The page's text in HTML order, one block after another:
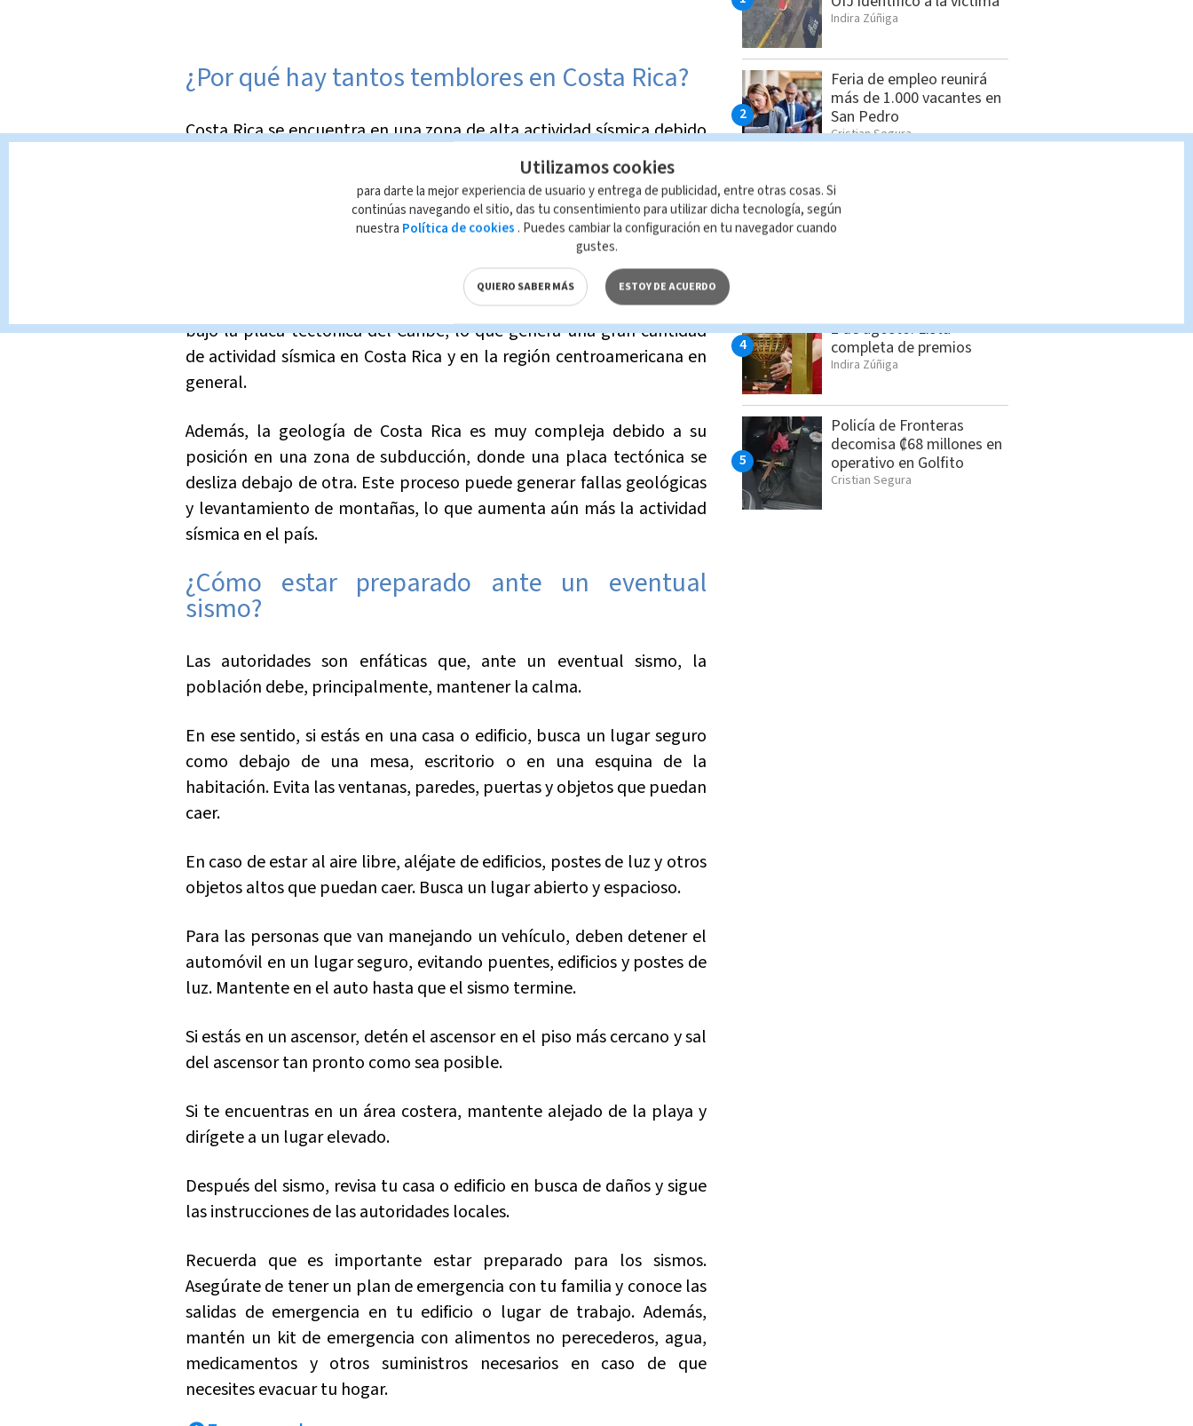
¿Por qué hay tantos temblores en Costa Rica?
Costa Rica se encuentra en una zona de alta actividad sísmica debido
El país está situado en el llamado Cinturón de Fuego del Pacífico, una
región que se extiende desde Chile hasta Alaska y que se caracteriza
En particular, la placa tectónica de Cocos se desplaza hacia el noreste
bajo la placa tectónica del Caribe, lo que genera una gran cantidad
de actividad sísmica en Costa Rica y en la región centroamericana en
general.
Además, la geología de Costa Rica es muy compleja debido a su
posición en una zona de subducción, donde una placa tectónica se
desliza debajo de otra. Este proceso puede generar fallas geológicas
y levantamiento de montañas, lo que aumenta aún más la actividad
sísmica en el país.
¿Cómo estar preparado ante un eventual
sismo?
Las autoridades son enfáticas que, ante un eventual sismo, la
población debe, principalmente, mantener la calma.
En ese sentido, si estás en una casa o edificio, busca un lugar seguro
como debajo de una mesa, escritorio o en una esquina de la
habitación. Evita las ventanas, paredes, puertas y objetos que puedan
caer.
En caso de estar al aire libre, aléjate de edificios, postes de luz y otros
objetos altos que puedan caer. Busca un lugar abierto y espacioso.
Para las personas que van manejando un vehículo, deben detener el
automóvil en un lugar seguro, evitando puentes, edificios y postes de
luz. Mantente en el auto hasta que el sismo termine.
Si estás en un ascensor, detén el ascensor en el piso más cercano y sal
del ascensor tan pronto como sea posible.
Si te encuentras en un área costera, mantente alejado de la playa y
dirígete a un lugar elevado.
Después del sismo, revisa tu casa o edificio en busca de daños y sigue
las instrucciones de las autoridades locales.
Recuerda que es importante estar preparado para los sismos.
Asegúrate de tener un plan de emergencia con tu familia y conoce las
salidas de emergencia en tu edificio o lugar de trabajo. Además,
mantén un kit de emergencia con alimentos no perecederos, agua,
medicamentos y otros suministros necesarios en caso de que
necesites evacuar tu hogar.
Indira Zúñiga
Feria de empleo reunirá
más de 1.000 vacantes en
San Pedro
Cristian Segura
Seis sospechosos
vinculados con estructura
de alias “Diablo” son
2 de agosto: Lista
completa de premios
Indira Zúñiga
Policía de Fronteras
decomisa ₡68 millones en
operativo en Golfito
Cristian Segura
Utilizamos cookies
para darte la mejor experiencia de usuario y entrega de publicidad, entre otras cosas. Si
continúas navegando el sitio, das tu consentimiento para utilizar dicha tecnología, según
nuestra Política de cookies . Puedes cambiar la configuración en tu navegador cuando
gustes.
QUIERO SABER MÁS ESTOY DE ACUERDO